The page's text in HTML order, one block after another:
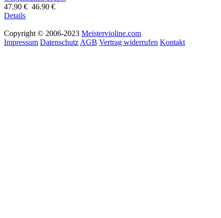
47.90 € 46.90 €
Details
Copyright © 2006-2023 Meistervioline.com
Impressum Datenschutz AGB Vertrag widerrufen Kontakt